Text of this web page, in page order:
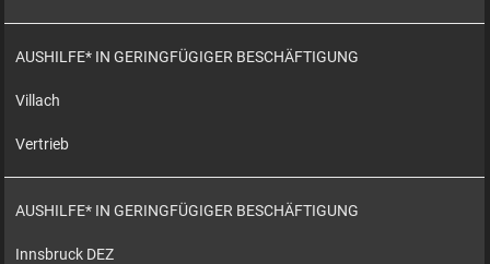
AUSHILFE* IN GERINGFÜGIGER BESCHÄFTIGUNG
Villach
Vertrieb
AUSHILFE* IN GERINGFÜGIGER BESCHÄFTIGUNG
Innsbruck DEZ